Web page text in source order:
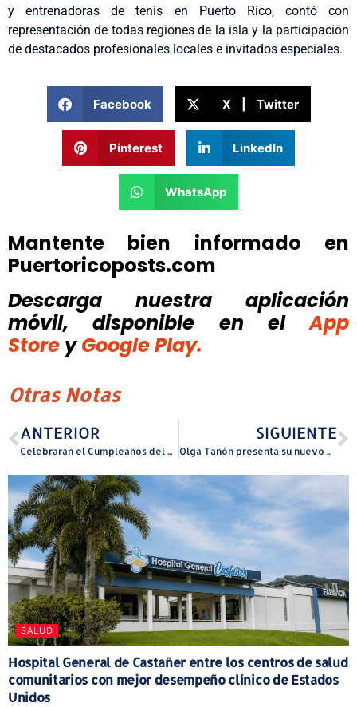
y entrenadoras de tenis en Puerto Rico, contó con
representación de todas regiones de la isla y la participación
de destacados profesionales locales e invitados especiales.
Facebook X | Twitter
Pinterest LinkedIn
WhatsApp
Mantente bien informado en
Puertoricoposts.com
Descarga nuestra aplicación
móvil, disponible
en el
App
Store y Google Play.
Otras Notas
ANTERIOR
Celebrarán el Cumpleaños del Hipopótamo más viejo del Mundo
SIGUIENTE
Olga Tañón presenta su nuevo disco y sencillo “PR 24 Siete”Soy de Aqui
SALUD
Hospital General de Castañer entre los centros de salud
comunitarios con mejor desempeño clínico de Estados
Unidos